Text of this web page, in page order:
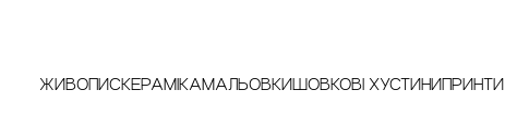
ЖИВОПИСКЕРАМІКАМАЛЬОВКИШОВКОВІ ХУСТИНИПРИНТИ